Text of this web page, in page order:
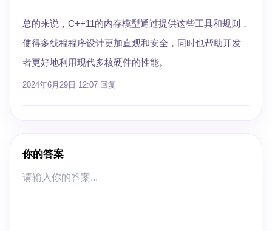
总的来说，C++11的内存模型通过提供这些工具和规则，
使得多线程程序设计更加直观和安全，同时也帮助开发
者更好地利用现代多核硬件的性能。
2024年6月29日 12:07 回复
你的答案